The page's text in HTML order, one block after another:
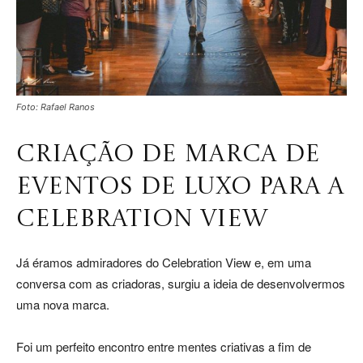
Foto: Rafael Ranos
CRIAÇÃO DE MARCA DE
EVENTOS DE LUXO PARA A
CELEBRATION VIEW
Já éramos admiradores do Celebration View e, em uma
conversa com as criadoras, surgiu a ideia de desenvolvermos
uma nova marca.
Foi um perfeito encontro entre mentes criativas a fim de